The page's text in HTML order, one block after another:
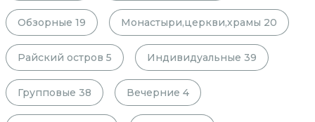
Обзорные 19 Монастыри,церкви,храмы 20
Райский остров 5 Индивидуальные 39
Групповые 38 Вечерние 4